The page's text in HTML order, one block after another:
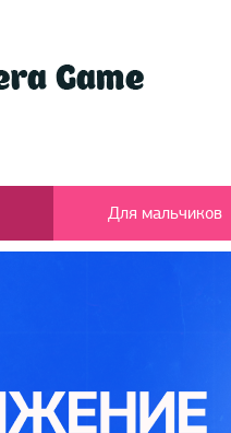
Для мальчиков